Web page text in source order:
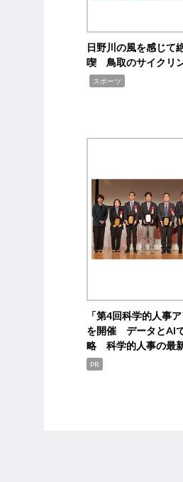
日野川の風を感じて
喫 鳥取のサイクリ
スポーツ
「第4回科学的人事
を開催 データとAI
略 科学的人事の最
PR